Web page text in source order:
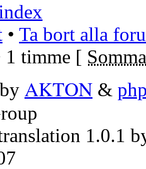
• Ta bort alla
timme [
AKTON &
1.0.1